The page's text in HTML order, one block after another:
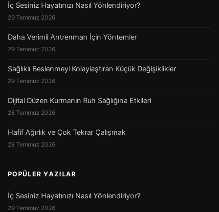
İç Sesiniz Hayatınızı Nasıl Yönlendiriyor?
29 Temmuz 2026
Daha Verimli Antrenman İçin Yöntemler
29 Temmuz 2026
Sağlıklı Beslenmeyi Kolaylaştıran Küçük Değişiklikler
29 Temmuz 2026
Dijital Düzen Kurmanın Ruh Sağlığına Etkileri
28 Temmuz 2026
Hafif Ağırlık ve Çok Tekrar Çalışmak
28 Temmuz 2026
POPÜLER YAZILAR
İç Sesiniz Hayatınızı Nasıl Yönlendiriyor?
29 Temmuz 2026